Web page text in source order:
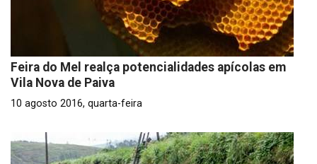
Feira do Mel realça potencialidades apícolas em
Vila Nova de Paiva
10 agosto 2016, quarta-feira